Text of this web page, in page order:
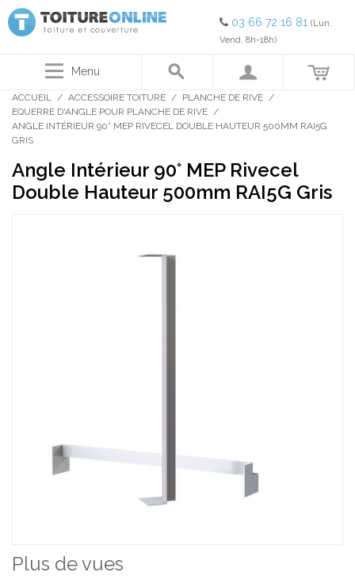
03 66 72 16 81 (Lun.
Vend. 8h-18h)
Menu
ACCUEIL / ACCESSOIRE TOITURE / PLANCHE DE RIVE /
EQUERRE D'ANGLE POUR PLANCHE DE RIVE /
ANGLE INTÉRIEUR 90° MEP RIVECEL DOUBLE HAUTEUR 500MM RAI5G
GRIS
Angle Intérieur 90° MEP Rivecel
Double Hauteur 500mm RAI5G Gris
Plus de vues